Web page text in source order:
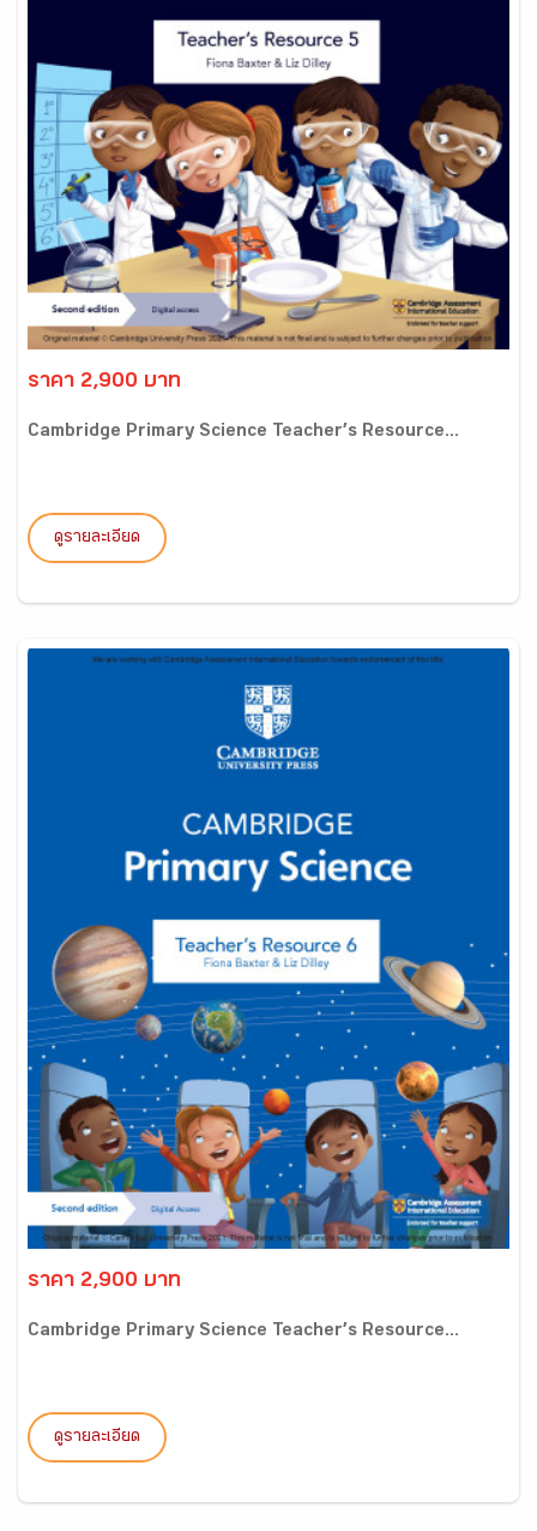
ราคา 2,900 บาท
Cambridge Primary Science Teacher’s Resource...
ดูรายละเอียด
ราคา 2,900 บาท
Cambridge Primary Science Teacher’s Resource...
ดูรายละเอียด